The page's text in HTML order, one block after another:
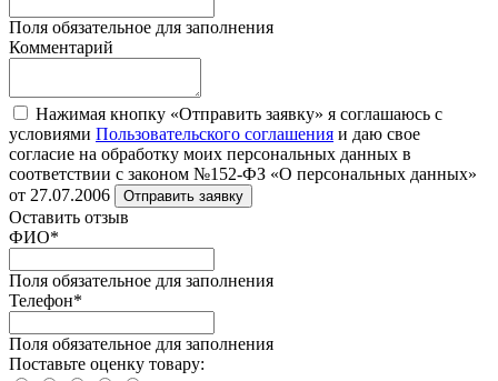
Поля обязательное для заполнения
Комментарий
Нажимая кнопку «Отправить заявку» я соглашаюсь с
условиями Пользовательского соглашения и даю свое
согласие на обработку моих персональных данных в
соответствии с законом №152-ФЗ «О персональных данных»
от 27.07.2006
Отправить заявку
Оставить отзыв
ФИО*
Поля обязательное для заполнения
Телефон*
Поля обязательное для заполнения
Поставьте оценку товару: